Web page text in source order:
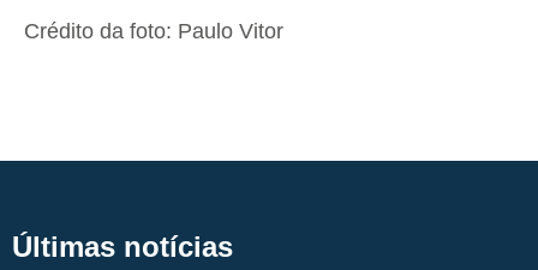
Crédito da foto: Paulo Vitor
Últimas notícias